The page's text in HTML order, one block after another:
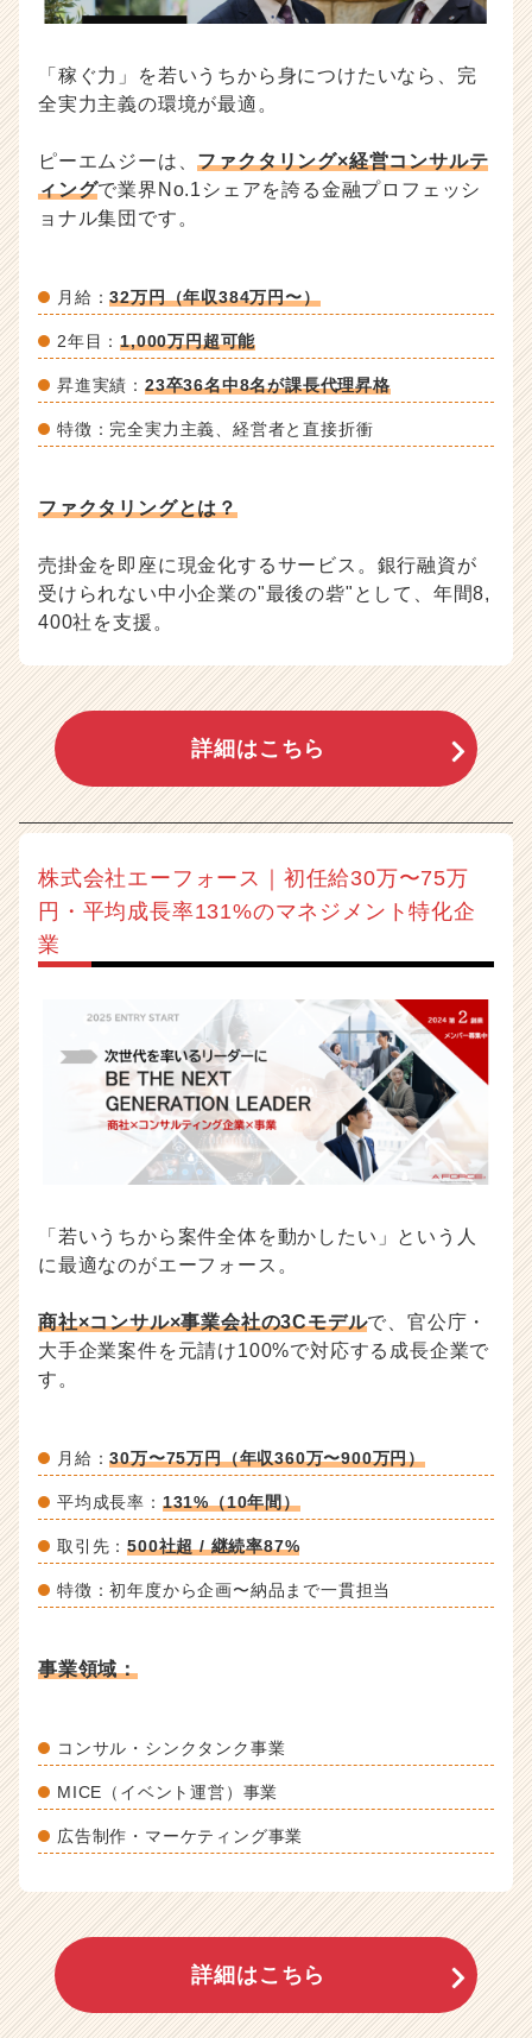
「稼ぐ力」を若いうちから身につけたいなら、完
全実力主義の環境が最適。
ピーエムジーは、ファクタリング×経営コンサルテ
ィングで業界No.1シェアを誇る金融プロフェッシ
ョナル集団です。
月給：32万円（年収384万円〜）
2年目：1,000万円超可能
昇進実績： 23卒36名中8名が課長代理昇格
特徴：完全実力主義、経営者と直接折衝
ファクタリングとは？
売掛金を即座に現金化するサービス。銀行融資が
受けられない中小企業の"最後の砦"として、年間8,
400社を支援。
詳細はこちら
株式会社エーフォース｜初任給30万〜75万
円・平均成長率131%のマネジメント特化企
業
「若いうちから案件全体を動かしたい」という人
に最適なのがエーフォース。
商社×コンサル×事業会社の3Cモデルで、官公庁・
大手企業案件を元請け100%で対応する成長企業で
す。
月給：30万〜75万円（年収360万〜900万円）
平均成長率： 131%（10年間）
取引先：500社超 / 継続率87%
特徴：初年度から企画〜納品まで一貫担当
事業領域：
コンサル・シンクタンク事業
MICE（イベント運営）事業
広告制作・マーケティング事業
詳細はこちら